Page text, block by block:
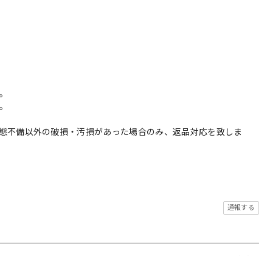
備以外の破損・汚損があった場合のみ、返品対応を致しま
通報する